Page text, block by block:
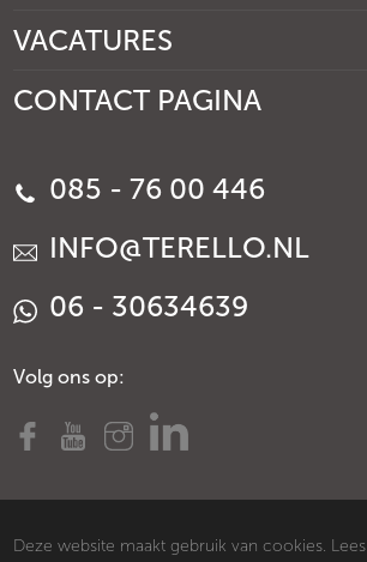
VACATURES
CONTACT PAGINA
085 - 76 00 446
INFO@TERELLO.NL
06 - 30634639
Volg ons op:
Deze website maakt gebruik van cookies. Lees